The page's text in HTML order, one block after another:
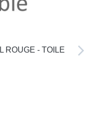
ROUGE - TOILE